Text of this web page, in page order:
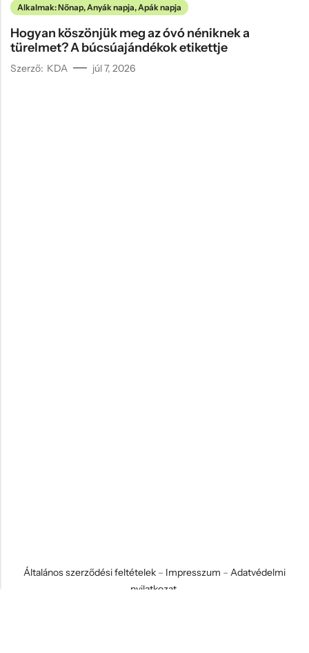
Alkalmak: Nőnap, Anyák napja, Apák napja
Hogyan köszönjük meg az óvó néniknek a
türelmet? A búcsúajándékok etikettje
Szerző: KDA júl 7, 2026
Általános szerződési feltételek – Impresszum – Adatvédelmi
nyilatkozat